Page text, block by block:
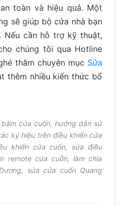
an toàn và hiệu quả. Một
sẽ giúp bộ cửa nhà bạn
Nếu cần hỗ trợ kỹ thuật,
chúng tôi qua Hotline
thăm chuyên mục Sửa
thêm nhiều kiến thức bổ
cửa cuốn, hướng dẫn sử
ký hiệu trên điều khiển cửa
khiển cửa cuốn, sửa điều
remote cửa cuốn, làm chìa
sửa cửa cuốn Quang